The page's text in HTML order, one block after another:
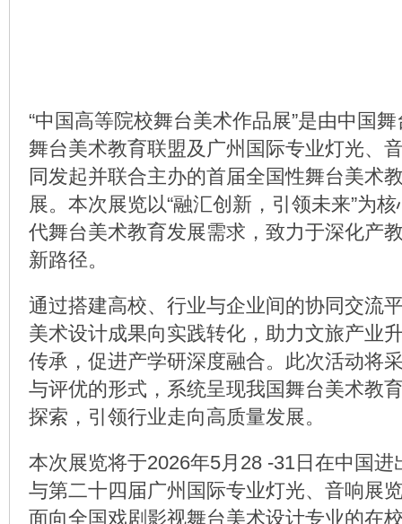
“中国高等院校舞台美术作品展”是由中国
舞台美术教育联盟及广州国际专业灯光、
同发起并联合主办的首届全国性舞台美术
展。本次展览以“融汇创新，引领未来”为
代舞台美术教育发展需求，致力于深化产
新路径。
通过搭建高校、行业与企业间的协同交流
美术设计成果向实践转化，助力文旅产业
传承，促进产学研深度融合。此次活动将
与评优的形式，系统呈现我国舞台美术教
探索，引领行业走向高质量发展。
本次展览将于2026年5月28 -31日在中国
与第二十四届广州国际专业灯光、音响展
面向全国戏剧影视舞台美术设计专业的在